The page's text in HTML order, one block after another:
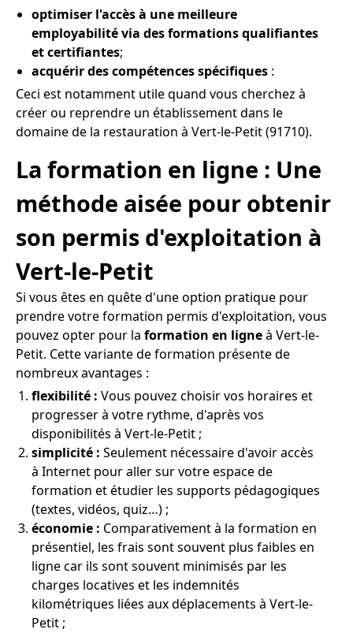
optimiser l'accès à une meilleure
employabilité via des formations qualifiantes
et certifiantes;
acquérir des compétences spécifiques :
Ceci est notamment utile quand vous cherchez à
créer ou reprendre un établissement dans le
domaine de la restauration à Vert-le-Petit (91710).
La formation en ligne : Une
méthode aisée pour obtenir
son permis d'exploitation à
Vert-le-Petit
Si vous êtes en quête d'une option pratique pour
prendre votre formation permis d'exploitation, vous
pouvez opter pour la formation en ligneà Vert-le-
Petit. Cette variante de formation présente de
nombreux avantages :
flexibilité : Vous pouvez choisir vos horaires et
progresser à votre rythme, d'après vos
disponibilités à Vert-le-Petit ;
simplicité : Seulement nécessaire d'avoir accès
à Internet pour aller sur votre espace de
formation et étudier les supports pédagogiques
(textes, vidéos, quiz…) ;
économie : Comparativement à la formation en
présentiel, les frais sont souvent plus faibles en
ligne car ils sont souvent minimisés par les
charges locatives et les indemnités
kilométriques liées aux déplacements à Vert-le-
Petit ;